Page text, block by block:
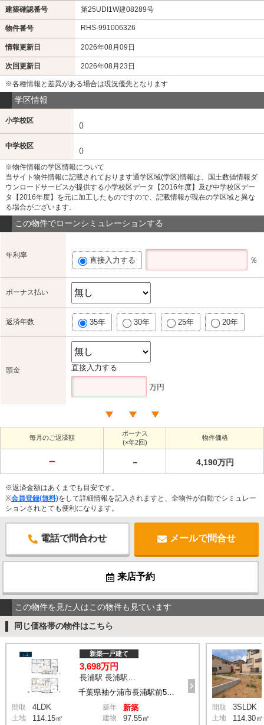
建築確認番号 第25UDI1W建08289号
物件番号 RHS-991006326
情報更新日 2026年08月09日
次回更新日 2026年08月23日
※各種情報と差異がある場合は現況優先となります
学区情報
小学校区
()
中学校区
()
※物件情報の学区情報について
当サイト物件情報に記載されております通学区域(学区)情報は、国土数値情報ダ
ウンロードサービスが提供する小学校区データ【2016年度】及び中学校区デー
タ【2016年度】を元に加工したものですので、記載情報が現在の学区域と異な
る場合がございます。
この物件でローンシミュレーションする
年利率
直接入力する ％
ボーナス払い
返済年数 35年 30年 25年 20年
頭金 直接入力する
万円
毎月のご返済額
ボーナス
(×年2回)
物件価格
－ － 4,190万円
※返済金額はあくまでも目安です。
※会員登録(無料)をして詳細情報を記入されますと、全物件が自動でシミュレー
ションされとても便利になります。
電話で問合わせ メールで問合せ
来店予約
この物件を見た人はこの物件も見ています
同じ価格帯の物件はこちら
新築一戸建て
3,698万円
間取 4LDK 築年 新築
土地 114.15㎡ 建物 97.55㎡
間取 3SLDK
土地 114.30㎡